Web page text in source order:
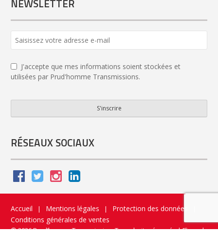
NEWSLETTER
Email *
J'accepte que mes informations soient stockées et
utilisées par Prud'homme Transmissions.
S'inscrire
RÉSEAUX SOCIAUX
Accueil | Mentions légales | Protection des données
Conditions générales de ventes
© 2026 Prud’homme Transmission. Tous droits réservés|Flippad